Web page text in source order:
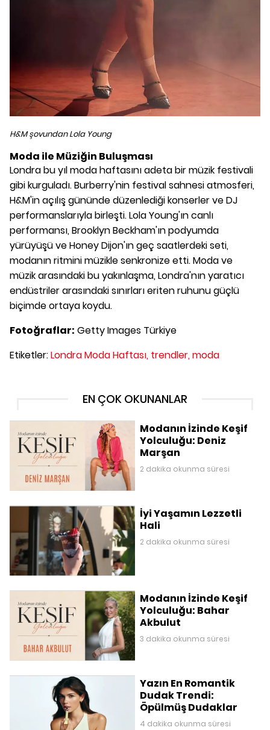
H&M şovundan Lola Young
Moda ile Müziğin Buluşması
Londra bu yıl moda haftasını adeta bir müzik festivali
gibi kurguladı. Burberry'nin festival sahnesi atmosferi,
H&M'in açılış gününde düzenlediği konserler ve DJ
performanslarıyla birleşti. Lola Young'ın canlı
performansı, Brooklyn Beckham'ın podyumda
yürüyüşü ve Honey Dijon'ın geç saatlerdeki seti,
modanın ritmini müzikle senkronize etti. Moda ve
müzik arasındaki bu yakınlaşma, Londra'nın yaratıcı
endüstriler arasındaki sınırları eriten ruhunu güçlü
biçimde ortaya koydu.
Fotoğraflar: Getty Images Türkiye
Etiketler:Londra Moda Haftası, trendler,moda
EN ÇOK OKUNANLAR
Modanın İzinde Keşif
Yolculuğu: Deniz
Marşan
2 dakika okunma süresi
İyi Yaşamın Lezzetli
Hali
2 dakika okunma süresi
Modanın İzinde Keşif
Yolculuğu: Bahar
Akbulut
3 dakika okunma süresi
Yazın En Romantik
Dudak Trendi:
Öpülmüş Dudaklar
4 dakika okunma süresi